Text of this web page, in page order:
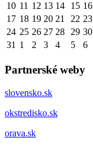
10 11 12 13 14 15 16
17 18 19 20 21 22 23
24 25 26 27 28 29 30
31 1 2 3 4 5 6
Partnerské weby
slovensko.sk
okstredisko.sk
orava.sk